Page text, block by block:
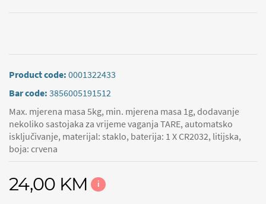
Product code: 0001322433
Bar code: 3856005191512
Max. mjerena masa 5kg, min. mjerena masa 1g, dodavanje
nekoliko sastojaka za vrijeme vaganja TARE, automatsko
isključivanje, materijal: staklo, baterija: 1 X CR2032, litijska,
boja: crvena
24,00 KM i